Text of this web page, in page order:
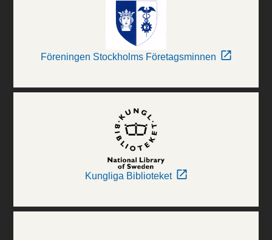
Föreningen Stockholms Företagsminnen
Kungliga Biblioteket